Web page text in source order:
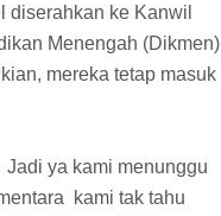
diserahkan ke Kanwil
Menengah (Dikmen)
mereka tetap masuk
Jadi ya kami menunggu
kami tak tahu